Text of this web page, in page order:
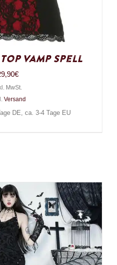
Vamp Spell
€
MwSt.
Versand
DE, ca. 3-4 Tage EU